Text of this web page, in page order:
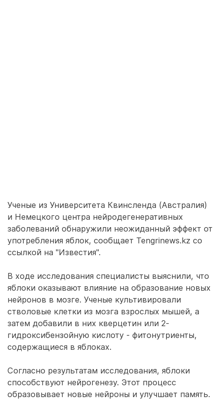
Ученые из Университета Квинсленда (Австралия)
и Немецкого центра нейродегенеративных
заболеваний обнаружили неожиданный эффект от
употребления яблок, сообщает Tengrinews.kz со
ссылкой на "Известия".
В ходе исследования специалисты выяснили, что
яблоки оказывают влияние на образование новых
нейронов в мозге. Ученые культивировали
стволовые клетки из мозга взрослых мышей, а
затем добавили в них кверцетин или 2-
гидроксибензойную кислоту - фитонутриенты,
содержащиеся в яблоках.
Согласно результатам исследования, яблоки
способствуют нейрогенезу. Этот процесс
образовывает новые нейроны и улучшает память.